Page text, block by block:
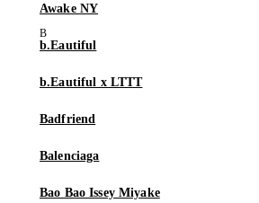
Awake NY
b.Eautiful
b.Eautiful x LTTT
Badfriend
Balenciaga
Bao Bao Issey Miyake